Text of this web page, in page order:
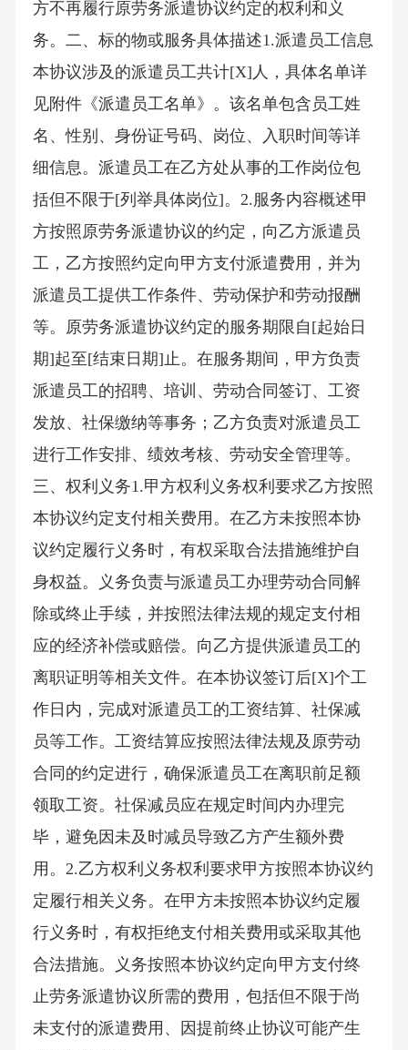
方不再履行原劳务派遣协议约定的权利和义
务。二、标的物或服务具体描述1.派遣员工信息
本协议涉及的派遣员工共计[X]人，具体名单详
见附件《派遣员工名单》。该名单包含员工姓
名、性别、身份证号码、岗位、入职时间等详
细信息。派遣员工在乙方处从事的工作岗位包
括但不限于[列举具体岗位]。2.服务内容概述甲
方按照原劳务派遣协议的约定，向乙方派遣员
工，乙方按照约定向甲方支付派遣费用，并为
派遣员工提供工作条件、劳动保护和劳动报酬
等。原劳务派遣协议约定的服务期限自[起始日
期]起至[结束日期]止。在服务期间，甲方负责
派遣员工的招聘、培训、劳动合同签订、工资
发放、社保缴纳等事务；乙方负责对派遣员工
进行工作安排、绩效考核、劳动安全管理等。
三、权利义务1.甲方权利义务权利要求乙方按照
本协议约定支付相关费用。在乙方未按照本协
议约定履行义务时，有权采取合法措施维护自
身权益。义务负责与派遣员工办理劳动合同解
除或终止手续，并按照法律法规的规定支付相
应的经济补偿或赔偿。向乙方提供派遣员工的
离职证明等相关文件。在本协议签订后[X]个工
作日内，完成对派遣员工的工资结算、社保减
员等工作。工资结算应按照法律法规及原劳动
合同的约定进行，确保派遣员工在离职前足额
领取工资。社保减员应在规定时间内办理完
毕，避免因未及时减员导致乙方产生额外费
用。2.乙方权利义务权利要求甲方按照本协议约
定履行相关义务。在甲方未按照本协议约定履
行义务时，有权拒绝支付相关费用或采取其他
合法措施。义务按照本协议约定向甲方支付终
止劳务派遣协议所需的费用，包括但不限于尚
未支付的派遣费用、因提前终止协议可能产生